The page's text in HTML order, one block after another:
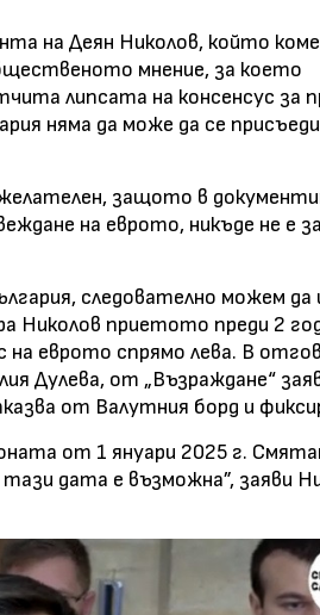
на Деян Николов, който
мнение, за което
липсата на консенсус за
няма да може да се
защото в
на еврото, никъде не е
следователно можем да
Николов приетото преди 2
на еврото спрямо лева. В
Дулева, от „Възраждане“
от Валутния борд и
от 1 януари 2025 г.
дата е възможна”, заяви